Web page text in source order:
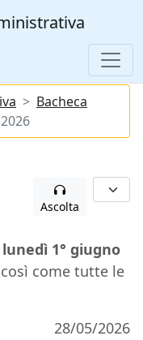
Bacheca
Ascolta
lunedì 1° giugno
come tutte le
28/05/2026